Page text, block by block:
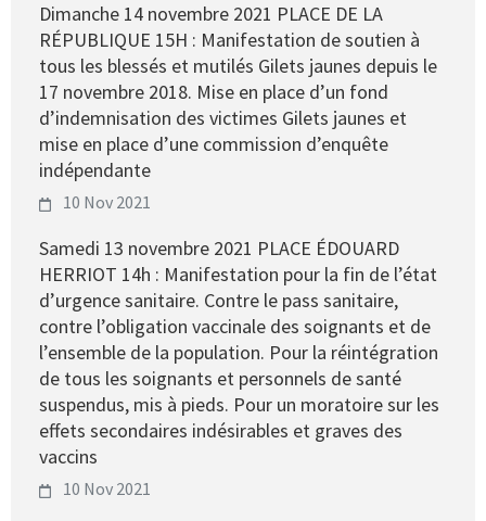
Dimanche 14 novembre 2021 PLACE DE LA
RÉPUBLIQUE 15H : Manifestation de soutien à
tous les blessés et mutilés Gilets jaunes depuis le
17 novembre 2018. Mise en place d’un fond
d’indemnisation des victimes Gilets jaunes et
mise en place d’une commission d’enquête
indépendante
10 Nov 2021
Samedi 13 novembre 2021 PLACE ÉDOUARD
HERRIOT 14h : Manifestation pour la fin de l’état
d’urgence sanitaire. Contre le pass sanitaire,
contre l’obligation vaccinale des soignants et de
l’ensemble de la population. Pour la réintégration
de tous les soignants et personnels de santé
suspendus, mis à pieds. Pour un moratoire sur les
effets secondaires indésirables et graves des
vaccins
10 Nov 2021